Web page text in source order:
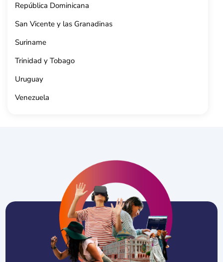
República Dominicana
San Vicente y las Granadinas
Suriname
Trinidad y Tobago
Uruguay
Venezuela